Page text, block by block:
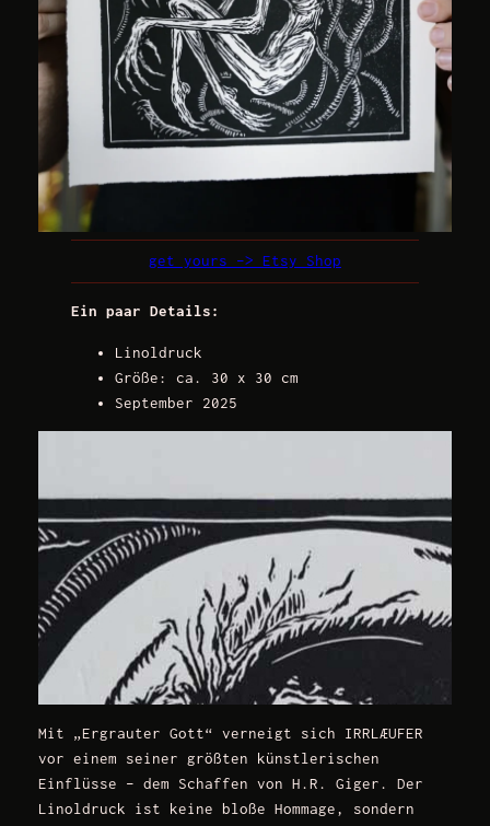
get yours –> Etsy Shop
Ein paar Details:
Linoldruck
Größe: ca. 30 x 30 cm
September 2025
Mit „Ergrauter Gott“ verneigt sich IRRLÆUFER
vor einem seiner größten künstlerischen
Einflüsse – dem Schaffen von H.R. Giger. Der
Linoldruck ist keine bloße Hommage, sondern